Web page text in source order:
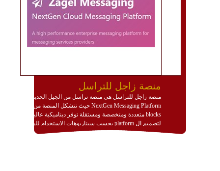
منصة زاجل للتراسل
منصة زاجل للتراسل هي منصة تراسل من الجيل الجديد
NextGen Messaging Platform حيث تتشكل المنصة من
blocks متعددة ومتخصصة ومستقلة توفر ديناميكية عالية
لتصميم ال platform بحسب سيناريوهات الاستخدام للمنصة
وتتوافق مع النشر والاستثمار ضمن بيئة استضافة dedicated